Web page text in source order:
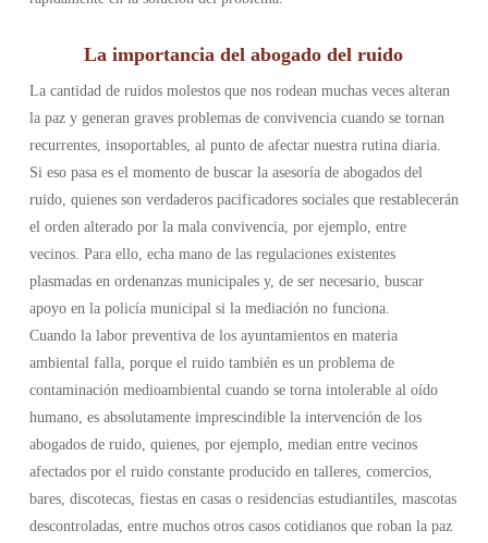
La importancia del abogado del ruido
La cantidad de ruidos molestos que nos rodean muchas veces alteran
la paz y generan graves problemas de convivencia cuando se tornan
recurrentes, insoportables, al punto de afectar nuestra rutina diaria.
Si eso pasa es el momento de buscar la asesoría de abogados del
ruido, quienes son verdaderos pacificadores sociales que restablecerán
el orden alterado por la mala convivencia, por ejemplo, entre
vecinos. Para ello, echa mano de las regulaciones existentes
plasmadas en ordenanzas municipales y, de ser necesario, buscar
apoyo en la policía municipal si la mediación no funciona.
Cuando la labor preventiva de los ayuntamientos en materia
ambiental falla, porque el ruido también es un problema de
contaminación medioambiental cuando se torna intolerable al oído
humano, es absolutamente imprescindible la intervención de los
abogados de ruido, quienes, por ejemplo, median entre vecinos
afectados por el ruido constante producido en talleres, comercios,
bares, discotecas, fiestas en casas o residencias estudiantiles, mascotas
descontroladas, entre muchos otros casos cotidianos que roban la paz